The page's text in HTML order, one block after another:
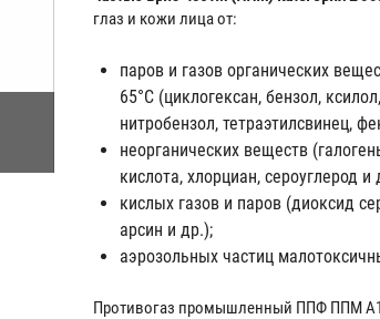
глаз и кожи лица от:
паров и газов органических
65°С (циклогексан, бензол,
нитробензол, тетраэтилсвинец,
неорганических веществ
кислота, хлорциан, сероуглерод
кислых газов и паров (диоксид
арсин и др.);
аэрозольных частиц
Противогаз промышленный ППФ ППМ